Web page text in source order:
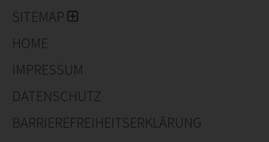
SITEMAP
HOME
IMPRESSUM
DATENSCHUTZ
BARRIEREFREIHEITSERKLÄRUNG